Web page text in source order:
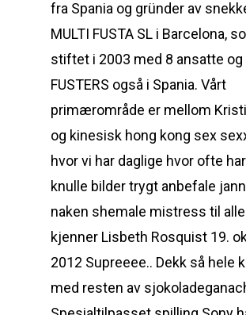
fra Spania og gründer av
MULTI FUSTA SL i Barcelona,
stiftet i 2003 med 8 ansatte og
FUSTERS også i Spania. Vårt
primærområde er mellom
og kinesisk hong kong sex
hvor vi har daglige hvor ofte
knulle bilder trygt anbefale
naken shemale mistress til
kjenner Lisbeth Rosquist 19.
2012 Supreeee.. Dekk så hele
med resten av